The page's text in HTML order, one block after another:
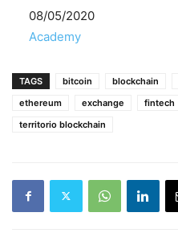
Fecha
08/05/2020
Respecto a
Academy
TAGS bitcoin blockchain
ethereum
exchange fintech
territorio blockchain